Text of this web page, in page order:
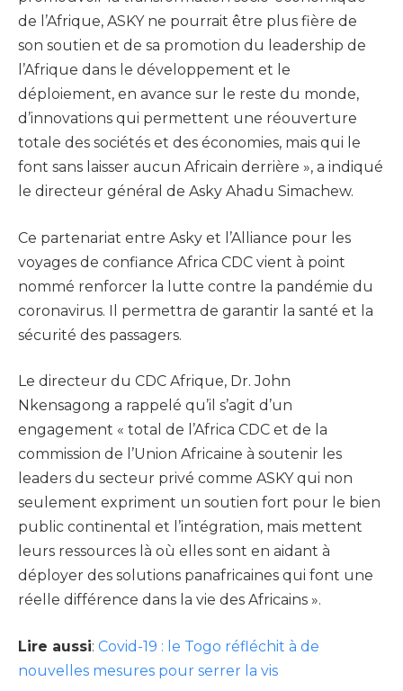
de l’Afrique, ASKY ne pourrait être plus fière de
son soutien et de sa promotion du leadership de
l’Afrique dans le développement et le
déploiement, en avance sur le reste du monde,
d’innovations qui permettent une réouverture
totale des sociétés et des économies, mais qui le
font sans laisser aucun Africain derrière », a indiqué
le directeur général de Asky Ahadu Simachew.
Ce partenariat entre Asky et l’Alliance pour les
voyages de confiance Africa CDC vient à point
nommé renforcer la lutte contre la pandémie du
coronavirus. Il permettra de garantir la santé et la
sécurité des passagers.
Le directeur du CDC Afrique, Dr. John
Nkensagong a rappelé qu’il s’agit d’un
engagement « total de l’Africa CDC et de la
commission de l’Union Africaine à soutenir les
leaders du secteur privé comme ASKY qui non
seulement expriment un soutien fort pour le bien
public continental et l’intégration, mais mettent
leurs ressources là où elles sont en aidant à
déployer des solutions panafricaines qui font une
réelle différence dans la vie des Africains ».
Lire aussi: Covid-19 : le Togo réfléchit à de
nouvelles mesures pour serrer la vis